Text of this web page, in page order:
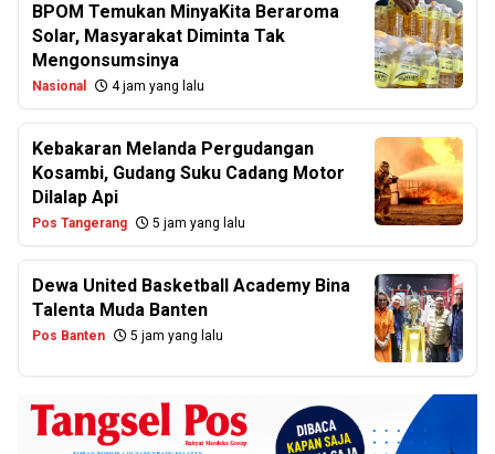
BPOM Temukan MinyaKita Beraroma
Solar, Masyarakat Diminta Tak
Mengonsumsinya
Nasional 4 jam yang lalu
Kebakaran Melanda Pergudangan
Kosambi, Gudang Suku Cadang Motor
Dilalap Api
Pos Tangerang 5 jam yang lalu
Dewa United Basketball Academy Bina
Talenta Muda Banten
Pos Banten 5 jam yang lalu